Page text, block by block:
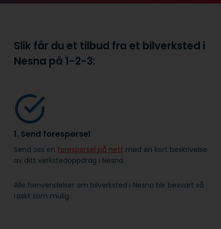
Slik får du et tilbud fra et bilverksted i
Nesna på 1-2-3:
1. Send forespørsel
Send oss en forespørsel på nett med en kort beskrivelse
av ditt verkstedoppdrag i Nesna.
Alle henvendelser om bilverksted i Nesna blir besvart så
raskt som mulig.